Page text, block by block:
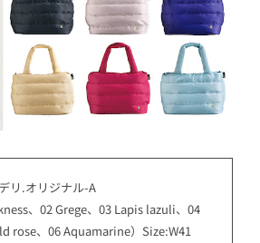
リ.オリジナル-A
、02 Grege、03 Lapis lazuli、04
rose、06 Aquamarine）Size:W41